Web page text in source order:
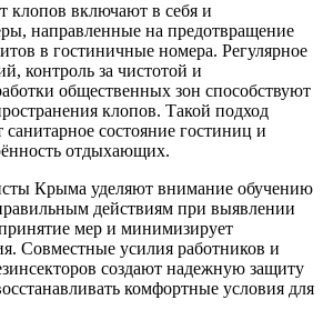
клопов включают в себя и
направленные на предотвращение
в гостиничные номера. Регулярное
контроль за чистотой и
общественных зон способствуют
клопов. Такой подход
санитарное состояние гостиниц и
отдыхающих.
Крыма уделяют внимание обучению
действиям при выявлении
мер и минимизирует
Совместные усилия работников и
создают надежную защиту
комфортные условия для